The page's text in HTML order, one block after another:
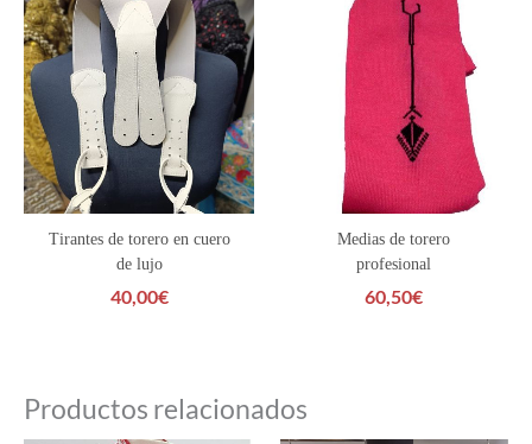
Tirantes de torero en cuero
de lujo
40,00€
Medias de torero
profesional
60,50€
Productos relacionados